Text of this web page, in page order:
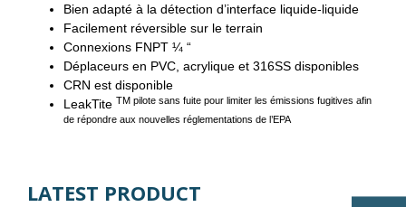
Bien adapté à la détection d’interface liquide-liquide
Facilement réversible sur le terrain
Connexions FNPT ¼ “
Déplaceurs en PVC, acrylique et 316SS disponibles
CRN est disponible
LeakTite TM pilote sans fuite pour limiter les émissions fugitives afin
de répondre aux nouvelles réglementations de l’EPA
LATEST PRODUCT